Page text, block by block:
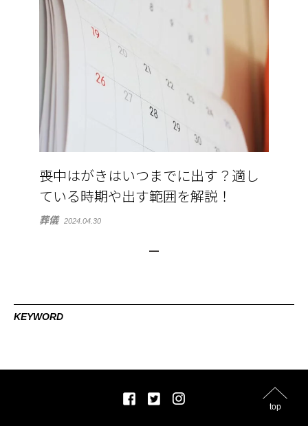
喪中はがきはいつまでに出す？適し
ている時期や出す範囲を解説！
葬儀 2024.04.30
KEYWORD
top